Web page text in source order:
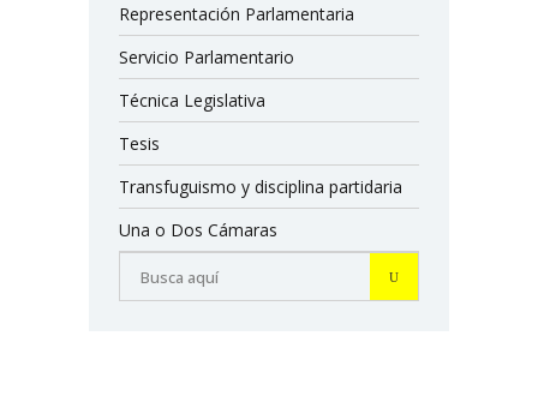
Representación Parlamentaria
Servicio Parlamentario
Técnica Legislativa
Tesis
Transfuguismo y disciplina partidaria
Una o Dos Cámaras